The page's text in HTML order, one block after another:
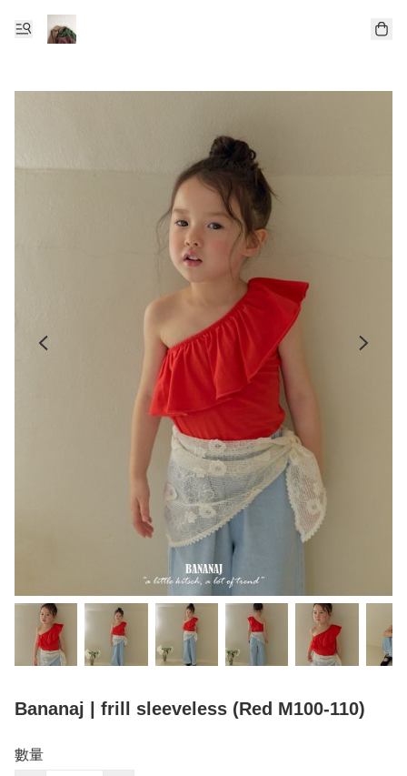
Bananaj | frill sleeveless (Red M100-110)
數量